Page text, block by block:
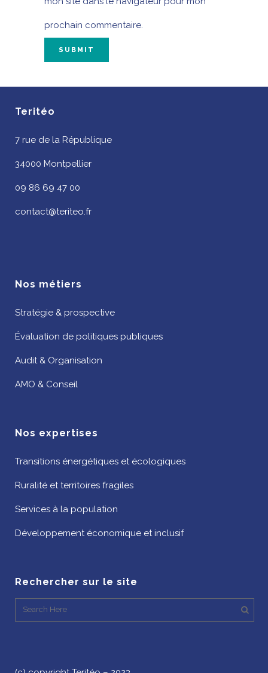
prochain commentaire.
Teritéo
7 rue de la République
34000 Montpellier
09 86 69 47 00
contact@teriteo.fr
Nos métiers
Stratégie & prospective
Évaluation de politiques publiques
Audit & Organisation
AMO & Conseil
Nos expertises
Transitions énergétiques et écologiques
Ruralité et territoires fragiles
Services à la population
Développement économique et inclusif
Rechercher sur le site